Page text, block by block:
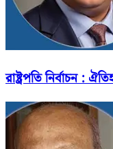
রাষ্ট্রপতি নির্বাচন :